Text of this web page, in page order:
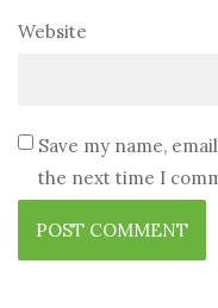
Website
Save my name,
the next time I